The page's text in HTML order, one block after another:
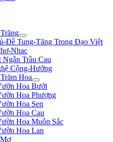
Đề Tung-Tăng Trong Đạo Việt
Nhac
Ngắn Trầu Cau
Cộng-Hưởng
Hoa
Hoa Bưởi
Hoa Phượng
Hoa Sen
Hoa Cau
Hoa Muôn Sắc
Hoa Lan